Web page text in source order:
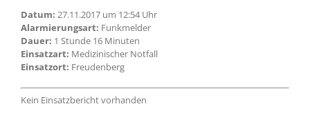
Datum: 27.11.2017 um 12:54 Uhr
Alarmierungsart: Funkmelder
Dauer: 1 Stunde 16 Minuten
Einsatzart: Medizinischer Notfall
Einsatzort: Freudenberg
Kein Einsatzbericht vorhanden